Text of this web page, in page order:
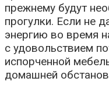
прежнему будут
прогулки. Если не
энергию во время
с удовольствием
испорченной
домашней